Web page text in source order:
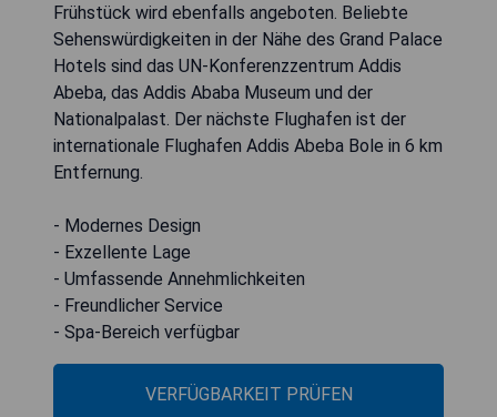
Frühstück wird ebenfalls angeboten. Beliebte
Sehenswürdigkeiten in der Nähe des Grand Palace
Hotels sind das UN-Konferenzzentrum Addis
Abeba, das Addis Ababa Museum und der
Nationalpalast. Der nächste Flughafen ist der
internationale Flughafen Addis Abeba Bole in 6 km
Entfernung.
- Modernes Design
- Exzellente Lage
- Umfassende Annehmlichkeiten
- Freundlicher Service
- Spa-Bereich verfügbar
VERFÜGBARKEIT PRÜFEN